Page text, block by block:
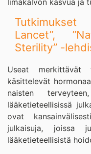
limakalvon kasvua ja
Lancet”,
Sterility” -
Useat merkittävät
käsittelevät
naisten
lääketieteellisissä
ovat
julkaisuja, joissa
lääketieteellisistä